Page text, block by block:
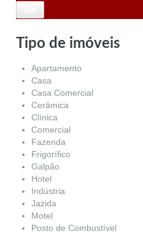
Tipo de imóveis
Apartamento
Casa
Casa Comercial
Cerâmica
Clínica
Comercial
Fazenda
Frigorífico
Galpão
Hotel
Indústria
Jazida
Motel
Posto de Combustível